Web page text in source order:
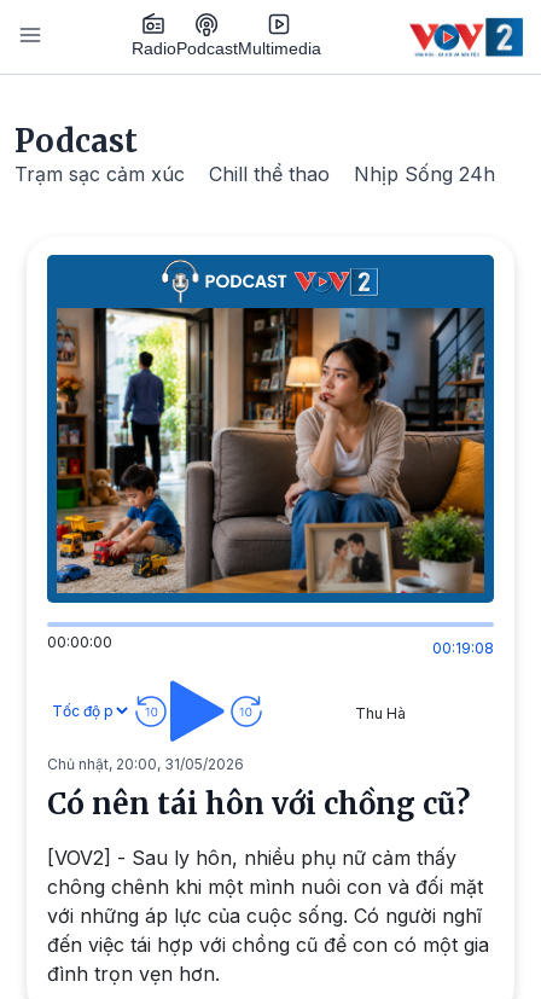
Nhảy đến nội dung
RadioPodcastMultimedia
Podcast
Trạm sạc cảm xúc Chill thể thao Nhịp Sống 24h
00:00:00 00:19:08
Thu Hà
Chủ nhật, 20:00, 31/05/2026
Có nên tái hôn với chồng cũ?
[VOV2] - Sau ly hôn, nhiều phụ nữ cảm thấy
chông chênh khi một mình nuôi con và đối mặt
với những áp lực của cuộc sống. Có người nghĩ
đến việc tái hợp với chồng cũ để con có một gia
đình trọn vẹn hơn.